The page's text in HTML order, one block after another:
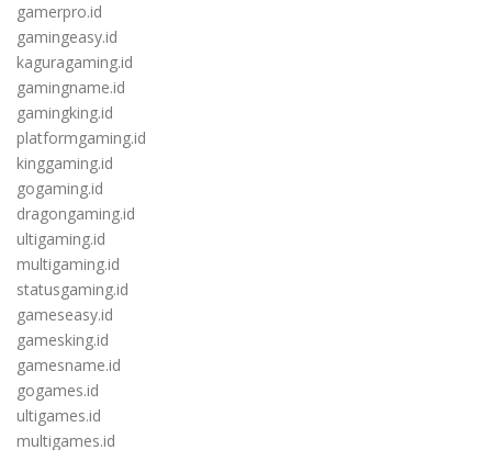
gamerpro.id
gamingeasy.id
kaguragaming.id
gamingname.id
gamingking.id
platformgaming.id
kinggaming.id
gogaming.id
dragongaming.id
ultigaming.id
multigaming.id
statusgaming.id
gameseasy.id
gamesking.id
gamesname.id
gogames.id
ultigames.id
multigames.id